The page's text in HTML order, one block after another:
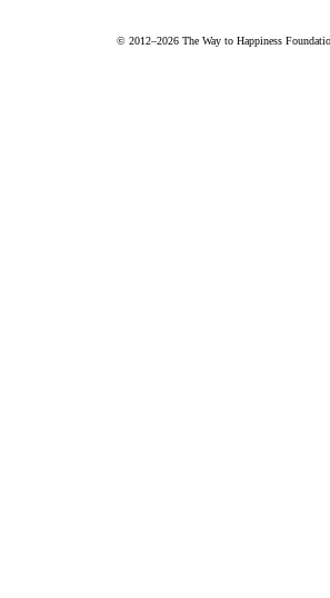
© 2012–2026 The Way to Happiness